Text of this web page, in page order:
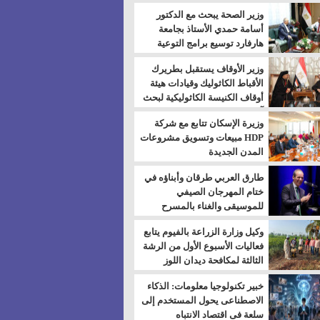
بالسويس
وزير الصحة يبحث مع الدكتور
أسامة حمدي الأستاذ بجامعة
هارفارد توسيع برامج التوعية
بمرض السكري
وزير الأوقاف يستقبل بطريرك
الأقباط الكاثوليك وقيادات هيئة
أوقاف الكنيسة الكاثوليكية لبحث
آفاق التعاون المشترك
وزيرة الإسكان تتابع مع شركة
HDP مبيعات وتسويق مشروعات
المدن الجديدة
طارق العربي طرقان وأبناؤه في
ختام المهرجان الصيفي
للموسيقى والغناء بالمسرح
المكشوف
وكيل وزارة الزراعة بالفيوم يتابع
فعاليات الأسبوع الأول من الرشة
الثالثة لمكافحة ديدان اللوز
للقطن
خبير تكنولوجيا معلومات: الذكاء
الاصطناعى يحول المستخدم إلى
سلعة فى اقتصاد الانتباه